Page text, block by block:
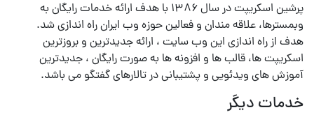
پرشین اسکریپت در سال ۱۳۸۶ با هدف ارائه خدمات رایگان به
وبمسترها، علاقه مندان و فعالین حوزه وب ایران راه اندازی شد.
هدف از راه اندازی این وب سایت ، ارائه جدیدترین و بروزترین
اسکریپت ها، قالب ها و افزونه ها به صورت رایگان ، جدیدترین
آموزش های ویدئویی و پشتیبانی در تالارهای گفتگو می باشد.
خدمات دیگر